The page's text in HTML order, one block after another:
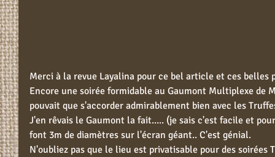
Merci à la revue Layalina pour ce bel article et ces belles
Encore une soirée formidable au Gaumont Multiplexe de
pouvait que s'accorder admirablement bien avec les
J'en rêvais le Gaumont la fait..... (je sais c'est facile et
font 3m de diamètres sur l'écran géant.. C'est génial.
N'oubliez pas que le lieu est privatisable pour des soirées